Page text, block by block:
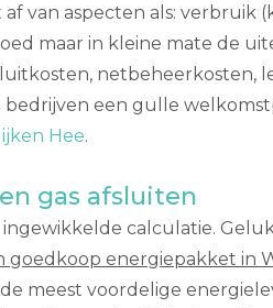
van aspecten als: verbruik
maar in kleine mate de
netbeheerkosten,
een gulle
Hee.
gas afsluiten
ingewikkelde calculatie.
goedkoop energiepakket in
meest voordelige